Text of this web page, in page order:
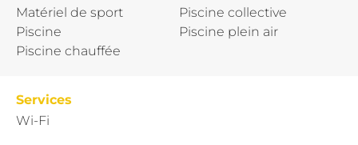
Matériel de sport
Piscine
Piscine chauffée
Piscine collective
Piscine plein air
Services
Wi-Fi